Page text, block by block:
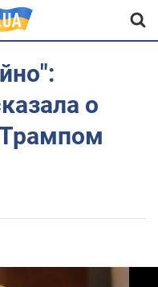
о
Трампом